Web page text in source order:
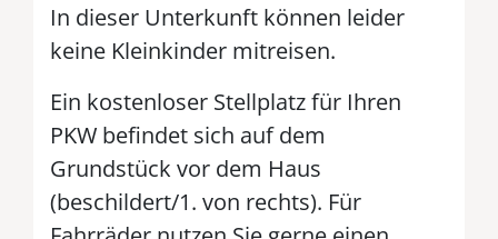
In dieser Unterkunft können leider
keine Kleinkinder mitreisen.
Ein kostenloser Stellplatz für Ihren
PKW befindet sich auf dem
Grundstück vor dem Haus
(beschildert/1. von rechts). Für